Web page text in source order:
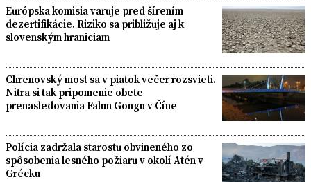
Európska komisia varuje pred šírením
dezertifikácie. Riziko sa približuje aj k
slovenským hraniciam
Chrenovský most sa v piatok večer rozsvieti.
Nitra si tak pripomenie obete
prenasledovania Falun Gongu v Číne
Polícia zadržala starostu obvineného zo
spôsobenia lesného požiaru v okolí Atén v
Grécku